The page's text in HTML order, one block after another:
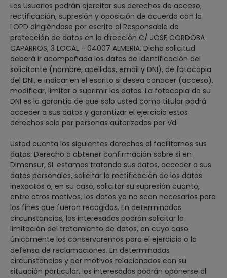
Los Usuarios podrán ejercitar sus derechos de acceso,
rectificación, supresión y oposición de acuerdo con la
LOPD dirigiéndose por escrito al Responsable de
protección de datos en la dirección C/ JOSE CORDOBA
CAPARROS, 3 LOCAL - 04007 ALMERIA. Dicha solicitud
deberá ir acompañada los datos de identificación del
solicitante (nombre, apellidos, email y DNI), de fotocopia
del DNI, e indicar en el escrito si desea conocer (acceso),
modificar, limitar o suprimir los datos. La fotocopia de su
DNI es la garantía de que solo usted como titular podrá
acceder a sus datos y garantizar el ejercicio estos
derechos solo por personas autorizadas por Vd.
Usted cuenta los siguientes derechos al facilitarnos sus
datos: Derecho a obtener confirmación sobre si en
Dimensur, SL estamos tratando sus datos, acceder a sus
datos personales, solicitar la rectificación de los datos
inexactos o, en su caso, solicitar su supresión cuanto,
entre otros motivos, los datos ya no sean necesarios para
los fines que fueron recogidos. En determinadas
circunstancias, los interesados podrán solicitar la
limitación del tratamiento de datos, en cuyo caso
únicamente los conservaremos para el ejercicio o la
defensa de reclamaciones. En determinadas
circunstancias y por motivos relacionados con su
situación particular, los interesados podrán oponerse al